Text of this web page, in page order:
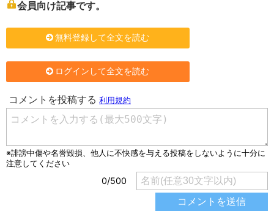
会員向け記事です。
無料登録して全文を読む
ログインして全文を読む